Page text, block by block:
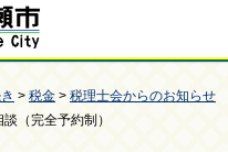
> 税金 > 税理士会からのお知らせ
（完全予約制）